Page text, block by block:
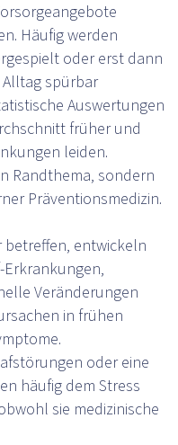
Häufig werden
oder erst dann
spürbar
Auswertungen
früher und
leiden.
Randthema, sondern
Präventionsmedizin.
betreffen, entwickeln
Erkrankungen,
Veränderungen
in frühen
oder eine
häufig dem Stress
sie medizinische